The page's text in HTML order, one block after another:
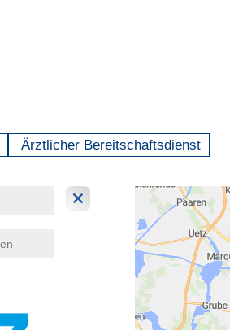
Ärztlicher Bereitschaftsdienst